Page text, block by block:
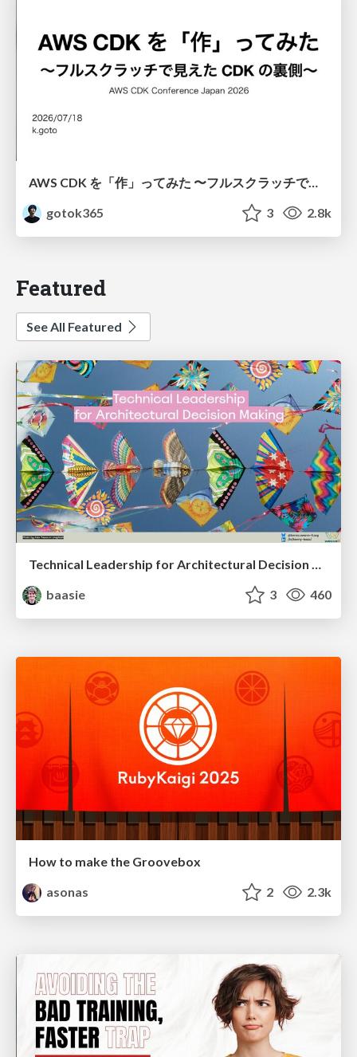
AWS CDK を「作」ってみた 〜フルスクラッチで見えた CDK の裏側〜 / aws-cdk-from-scratch
gotok365
3 2.8k
Featured
See All Featured
Technical Leadership for Architectural Decision Making
baasie
3 460
How to make the Groovebox
asonas
2 2.3k